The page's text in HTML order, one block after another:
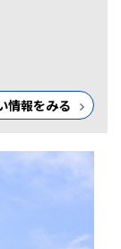
情報をみる